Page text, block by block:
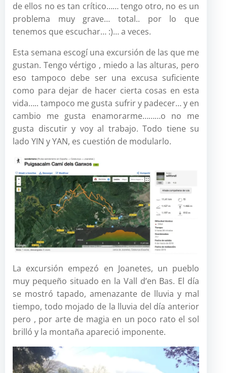
de ellos no es tan crítico…… tengo otro, no es un
problema muy grave… total.. por lo que
tenemos que escuchar… :)… a veces.
Esta semana escogí una excursión de las que me
gustan. Tengo vértigo , miedo a las alturas, pero
eso tampoco debe ser una excusa suficiente
como para dejar de hacer cierta cosas en esta
vida….. tampoco me gusta sufrir y padecer… y en
cambio me gusta enamorarme………o no me
gusta discutir y voy al trabajo. Todo tiene su
lado YIN y YAN, es cuestión de modularlo.
La excursión empezó en Joanetes, un pueblo
muy pequeño situado en la Vall d’en Bas. El día
se mostró tapado, amenazante de lluvia y mal
tiempo, todo mojado de la lluvia del día anterior
pero , por arte de magia en un poco rato el sol
brilló y la montaña apareció imponente.